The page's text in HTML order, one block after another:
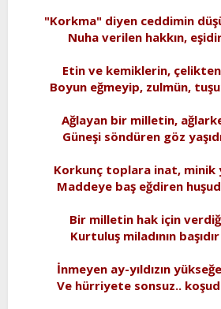
h
i
"Korkma" diyen ceddimin
Nuha verilen hakkın,
Etin ve kemiklerin,
Boyun eğmeyip, zulmün,
Ağlayan bir milletin,
Güneşi söndüren göz
Korkunç toplara inat, minik
Maddeye baş eğdiren
Bir milletin hak için
Kurtuluş miladının
İnmeyen ay-yıldızın
Ve hürriyete sonsuz..